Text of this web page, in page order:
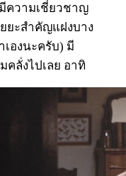
มีความเชี่ยวชาญ
ยะสำคัญแฝงบาง
องนะครับ) มี
ลั่งไปเลย อาทิ